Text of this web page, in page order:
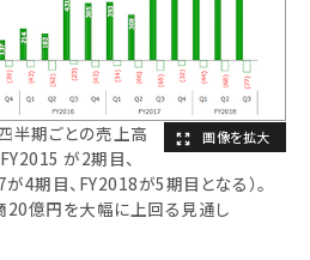
半期ごとの売上高
が2期目、
4期目、FY2018が5期目となる）。
億円を大幅に上回る見通し